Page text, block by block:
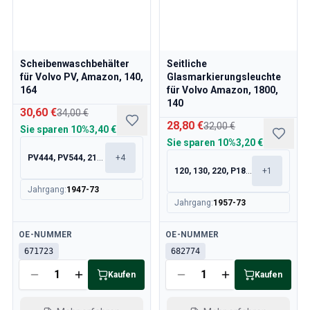
Volvo 140/164 Kraftstoff-/Auspuffanlage
Volvo 140/164 Heizung/Frischluft
Volvo 140/164 InnenausstattungsErsatzteile
Volvo 140/164 Getriebe/Hinterradaufhängung
Volvo 140/164 Sonstiges
Volvo 140/164 Räder/Nabenkappen
Volvo 240/260 Ersatzteile
Volvo 240/260 Kraftstoff-/Auspuffanlage
Volvo 240/260 Elektrische Ausrüstung
Volvo 240/260 InnenraumErsatzteile
Volvo 240/260 Räder
Volvo 240/260 MotorenErsatzteile
Volvo 240/260 KarosserieErsatzteile
Volvo 240/260 Heizung/Frischluft
Scheibenwaschbehälter
für Volvo PV, Amazon, 140,
164
30,60 €34,00 €
Sie sparen 10%3,40 €
PV444, PV544, 210, 120 +4
Jahrgang:1947-73
Verfügbar
OE-NUMMER
671723
Kaufen
Seitliche
Glasmarkierungsleuchte
für Volvo Amazon, 1800,
140
28,80 €32,00 €
Sie sparen 10%3,20 €
120, 130, 220, P1800 +1
Jahrgang:1957-73
Verfügbar
OE-NUMMER
682774
Kaufen